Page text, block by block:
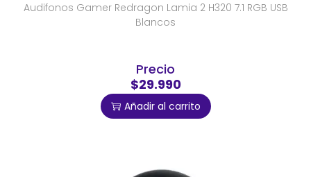
Audifonos Gamer Redragon Lamia 2 H320 7.1 RGB USB
Blancos
Precio
$29.990
Añadir al carrito